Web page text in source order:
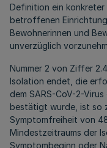
Definition ein
betroffenen
Bewohnerinnen und
unverzüglich
Nummer 2 von Ziffer
Isolation endet, die
dem SARS-CoV-2-
bestätigt wurde, ist so
Symptomfreiheit von
Mindestzeitraums der
Symptombeginn oder